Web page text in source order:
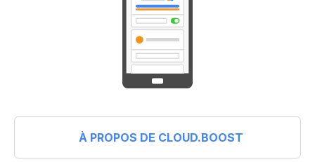
À PROPOS DE CLOUD.BOOST